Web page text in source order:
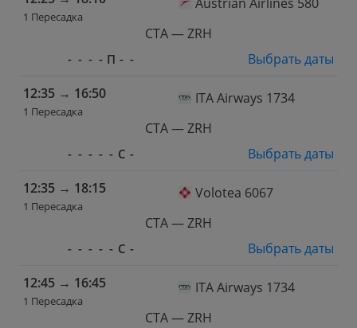
1 Пересадка
CTA — ZRH
- - - - П - -
Выбрать даты
12:35 → 16:50
1 Пересадка
ITA Airways 1734
CTA — ZRH
- - - - - С -
Выбрать даты
12:35 → 18:15
1 Пересадка
Volotea 6067
CTA — ZRH
- - - - - С -
Выбрать даты
12:45 → 16:45
1 Пересадка
ITA Airways 1734
CTA — ZRH